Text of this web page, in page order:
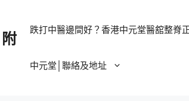
跌打中醫邊間好？香港中元堂醫舘整脊
中元堂│聯絡及地址